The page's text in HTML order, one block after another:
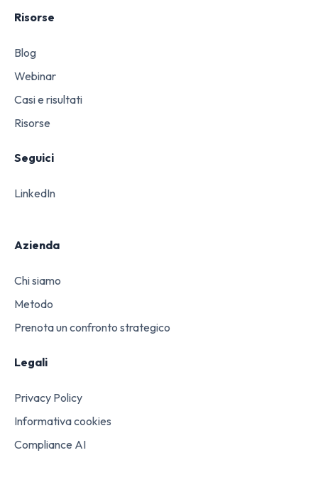
Risorse
Blog
Webinar
Casi e risultati
Risorse
Seguici
LinkedIn
Azienda
Chi siamo
Metodo
Prenota un confronto strategico
Legali
Privacy Policy
Informativa cookies
Compliance AI